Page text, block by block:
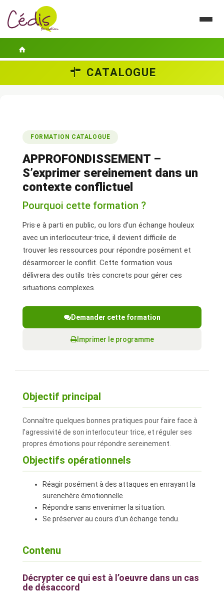
GUIDES PRATIQUES
CONTACT
CATALOGUE
FORMATION CATALOGUE
APPROFONDISSEMENT –
S’exprimer sereinement dans un
contexte conflictuel
Pourquoi cette formation ?
Pris·e à parti en public, ou lors d’un échange houleux
avec un interlocuteur·trice, il devient difficile de
trouver les ressources pour répondre posément et
désarmorcer le conflit. Cette formation vous
délivrera des outils très concrets pour gérer ces
situations complexes.
Demander cette formation
Imprimer le programme
Objectif principal
Connaître quelques bonnes pratiques pour faire face à
l’agressivité de son interlocuteur·trice, et réguler ses
propres émotions pour répondre sereinement.
Objectifs opérationnels
Réagir posément à des attaques en enrayant la
surenchère émotionnelle.
Répondre sans envenimer la situation.
Se préserver au cours d’un échange tendu.
Contenu
Décrypter ce qui est à l’oeuvre dans un cas
de désaccord